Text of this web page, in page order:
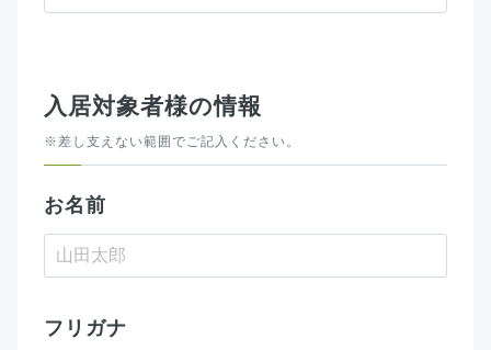
入居対象者様の情報
※差し支えない範囲でご記入ください。
お名前
フリガナ